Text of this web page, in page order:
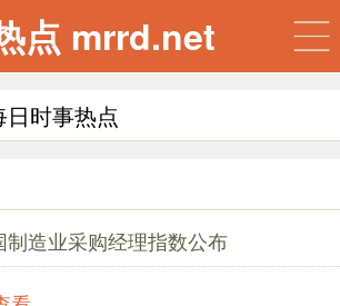
点 mrrd.net
时事热点
制造业采购经理指数公布